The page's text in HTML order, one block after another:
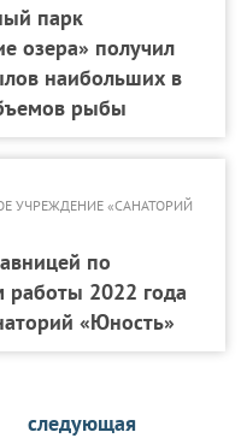
парк
озера» получил
наибольших в
рыбы
УЧРЕЖДЕНИЕ «САНАТОРИЙ
по
работы 2022 года
«Юность»
следующая